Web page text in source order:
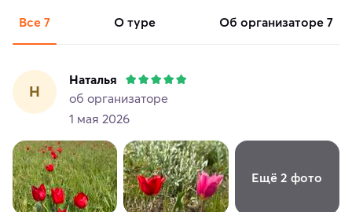
Все 7 о туре об организаторе 7
Н
Наталья
об организаторе
1 мая 2026
Ещё 2 фото